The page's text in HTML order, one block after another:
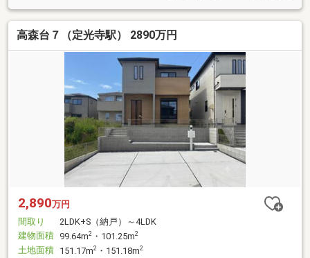
高森台７（定光寺駅） 2890万円
2,890万円
間取り
2LDK+S（納戸）～4LDK
建物面積 99.64m2 ・101.25m2
土地面積 151.17m2 ・151.18m2